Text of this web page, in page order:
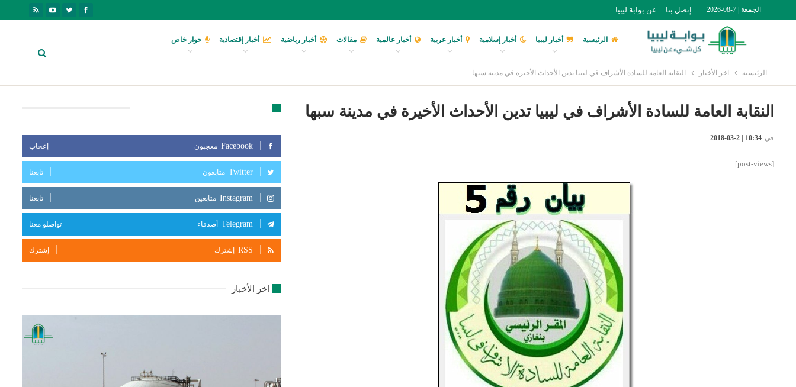
الجمعة | 7-08-2026 إتصل بنا عن بوابة ليبيا
الرئيسية أخبار ليبيا أخبار إسلامية أخبار عربية أخبار عالمية مقالات أخبار رياضية أخبار إقتصادية حوار خاص
الرئيسية اخر الأخبار النقابة العامة للسادة الأشراف في ليبيا تدين الأحداث الأخيرة في مدينة سبها
النقابة العامة للسادة الأشراف في ليبيا تدين الأحداث الأخيرة في مدينة سبها
في 10:34 | 2-03-2018
[post-views]
Facebook معجبون إعجاب
Twitter متابعون تابعنا
Instagram متابعين تابعنا
Telegram أصدقاء تواصلو معنا
RSS إشترك إشترك
اخر الأخبار